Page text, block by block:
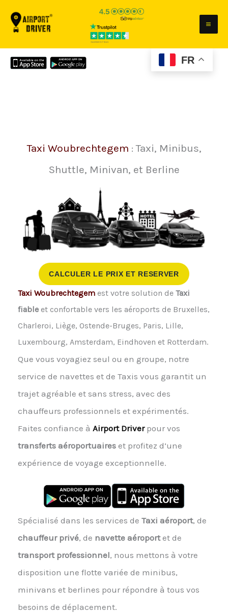
FR
Taxi Woubrechtegem : Taxi, Minibus,
Shuttle, Minivan, et Berline
CALCULER LE PRIX ET RESERVER
Taxi Woubrechtegemest votre solution de Taxi
fiableet confortable vers les aéroports de Bruxelles,
Charleroi, Liège, Ostende-Bruges, Paris, Lille,
Luxembourg, Amsterdam, Eindhoven et Rotterdam.
Que vous voyagiez seul ou en groupe, notre
service de navettes et de Taxis vous garantit un
trajet agréable et sans stress, avec des
chauffeurs professionnels et expérimentés.
Faites confiance à Airport Driver pour vos
transferts aéroportuaireset profitez d’une
expérience de voyage exceptionnelle.
Spécialisé dans les services de Taxi aéroport, de
chauffeur privé, de navette aéroportet de
transport professionnel, nous mettons à votre
disposition une flotte variée de minibus,
minivans et berlines pour répondre à tous vos
besoins de déplacement.